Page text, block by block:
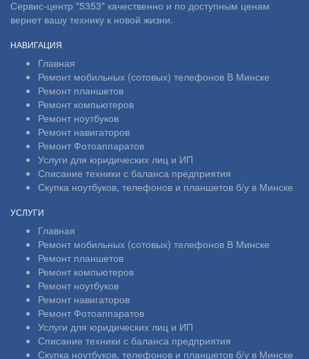
Сервис-центр "5353" качественно и по доступным ценам
вернет вашу технику к новой жизни.
НАВИГАЦИЯ
Главная
Ремонт мобильных (сотовых) телефонов В Минске
Ремонт планшетов
Ремонт компьютеров
Ремонт ноутбуков
Ремонт навигаторов
Ремонт Фотоаппаратов
Услуги для юридических лиц и ИП
Списание техники с баланса предприятия
Скупка ноутбуков, телефонов и планшетов б/у в Минске
УСЛУГИ
Главная
Ремонт мобильных (сотовых) телефонов В Минске
Ремонт планшетов
Ремонт компьютеров
Ремонт ноутбуков
Ремонт навигаторов
Ремонт Фотоаппаратов
Услуги для юридических лиц и ИП
Списание техники с баланса предприятия
Скупка ноутбуков, телефонов и планшетов б/у в Минске